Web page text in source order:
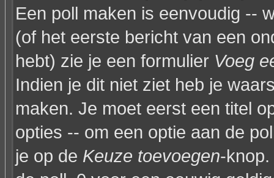
Een poll maken is eenvoudig --
(of het eerste bericht van een
hebt) zie je een formulier Voeg
Indien je dit niet ziet heb je
maken. Je moet eerst een titel
opties -- om een optie aan de
je op de Keuze toevoegen-